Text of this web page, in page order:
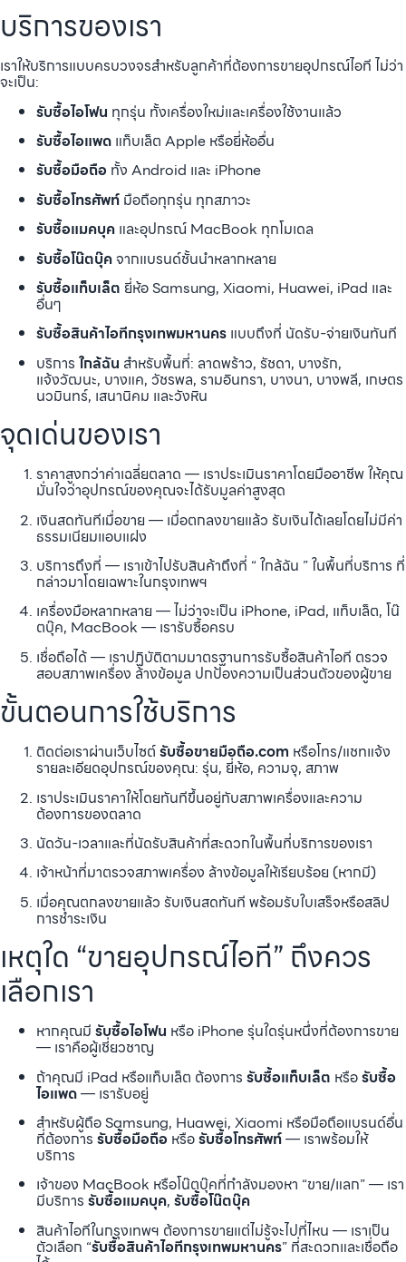
บริการของเรา
เราให้บริการแบบครบวงจรสำหรับลูกค้าที่ต้องการขายอุปกรณ์ไอที ไม่ว่า
จะเป็น:
รับซื้อไอโฟน ทุกรุ่น ทั้งเครื่องใหม่และเครื่องใช้งานแล้ว
รับซื้อไอแพด แท็บเล็ต Apple หรือยี่ห้ออื่น
รับซื้อมือถือ ทั้ง Android และ iPhone
รับซื้อโทรศัพท์ มือถือทุกรุ่น ทุกสภาวะ
รับซื้อแมคบุค และอุปกรณ์ MacBook ทุกโมเดล
รับซื้อโน๊ตบุ๊คจากแบรนด์ชั้นนำหลากหลาย
รับซื้อแท็บเล็ต ยี่ห้อ Samsung, Xiaomi, Huawei, iPad และ
อื่นๆ
รับซื้อสินค้าไอทีกรุงเทพมหานคร แบบถึงที่ นัดรับ-จ่ายเงินทันที
บริการ ใกล้ฉัน สำหรับพื้นที่: ลาดพร้าว, รัชดา, บางรัก,
แจ้งวัฒนะ, บางแค, วัชรพล, รามอินทรา, บางนา, บางพลี, เกษตร
นวมินทร์, เสนานิคม และวังหิน
จุดเด่นของเรา
ราคาสูงกว่าค่าเฉลี่ยตลาด — เราประเมินราคาโดยมืออาชีพ ให้คุณ
มั่นใจว่าอุปกรณ์ของคุณจะได้รับมูลค่าสูงสุด
เงินสดทันทีเมื่อขาย — เมื่อตกลงขายแล้ว รับเงินได้เลยโดยไม่มีค่า
ธรรมเนียมแอบแฝง
บริการถึงที่ — เราเข้าไปรับสินค้าถึงที่ “ ใกล้ฉัน ” ในพื้นที่บริการ ที่
กล่าวมาโดยเฉพาะในกรุงเทพฯ
เครื่องมือหลากหลาย — ไม่ว่าจะเป็น iPhone, iPad, แท็บเล็ต, โน๊
ตบุ๊ค, MacBook — เรารับซื้อครบ
เชื่อถือได้ — เราปฏิบัติตามมาตรฐานการรับซื้อสินค้าไอที ตรวจ
สอบสภาพเครื่อง ล้างข้อมูล ปกป้องความเป็นส่วนตัวของผู้ขาย
ขั้นตอนการใช้บริการ
ติดต่อเราผ่านเว็บไซต์รับซื้อขายมือถือ.com หรือโทร/แชทแจ้ง
รายละเอียดอุปกรณ์ของคุณ: รุ่น, ยี่ห้อ, ความจุ, สภาพ
เราประเมินราคาให้โดยทันทีขึ้นอยู่กับสภาพเครื่องและความ
ต้องการของตลาด
นัดวัน-เวลาและที่นัดรับสินค้าที่สะดวกในพื้นที่บริการของเรา
เจ้าหน้าที่มาตรวจสภาพเครื่อง ล้างข้อมูลให้เรียบร้อย (หากมี)
เมื่อคุณตกลงขายแล้ว รับเงินสดทันที พร้อมรับใบเสร็จหรือสลิป
การชำระเงิน
เหตุใด “ขายอุปกรณ์ไอที” ถึงควร
เลือกเรา
หากคุณมี รับซื้อไอโฟน หรือ iPhone รุ่นใดรุ่นหนึ่งที่ต้องการขาย
— เราคือผู้เชี่ยวชาญ
ถ้าคุณมี iPad หรือแท็บเล็ต ต้องการ รับซื้อแท็บเล็ต หรือรับซื้อ
ไอแพด— เรารับอยู่
สำหรับผู้ถือ Samsung, Huawei, Xiaomi หรือมือถือแบรนด์อื่น
ที่ต้องการ รับซื้อมือถือ หรือรับซื้อโทรศัพท์— เราพร้อมให้
บริการ
เจ้าของ MacBook หรือโน๊ตบุ๊คที่กำลังมองหา “ขาย/แลก” — เรา
มีบริการ รับซื้อแมคบุค, รับซื้อโน๊ตบุ๊ค
สินค้าไอทีในกรุงเทพฯ ต้องการขายแต่ไม่รู้จะไปที่ไหน — เราเป็น
ตัวเลือก “รับซื้อสินค้าไอทีกรุงเทพมหานคร” ที่สะดวกและเชื่อถือ